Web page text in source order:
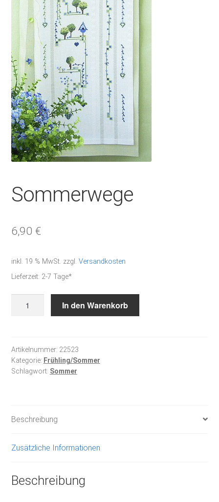
Sommerwege
6,90 €
inkl. 19 % MwSt. zzgl. Versandkosten
Lieferzeit: 2-7 Tage*
In den Warenkorb
Artikelnummer: 22523
Kategorie: Frühling/Sommer
Schlagwort: Sommer
Beschreibung
Zusätzliche Informationen
Beschreibung